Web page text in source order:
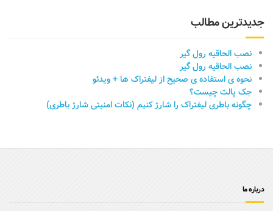
جدیدترین مطالب
نصب الحاقیه رول گیر
نصب الحاقیه رول گیر
نحوه ی استفاده ی صحیح از لیفتراک ها + ویدئو
جک پالت چیست؟
چگونه باطری لیفتراک را شارژ کنیم (نکات امنیتی شارژ باطری)
درباره ما